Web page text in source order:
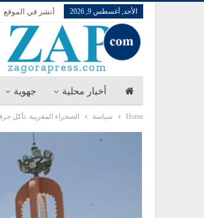
الأحد, أغسطس 9, 2026 أنشر في الموقع
أخبار محلية جهوية
Home سياسة الصحراء المغربية..تآكل جرف